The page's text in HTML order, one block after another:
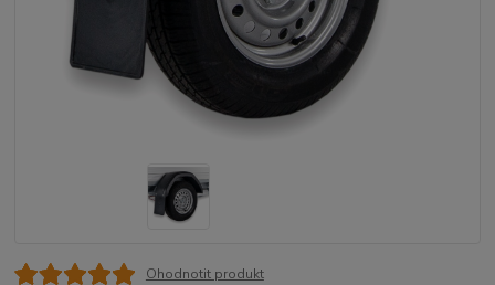
Ohodnotit produkt